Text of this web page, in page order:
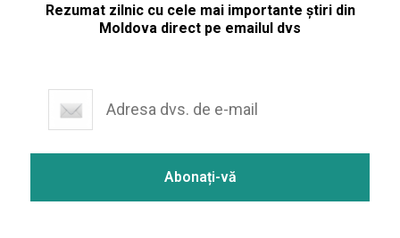
Rezumat zilnic cu cele mai importante știri din
Moldova direct pe emailul dvs